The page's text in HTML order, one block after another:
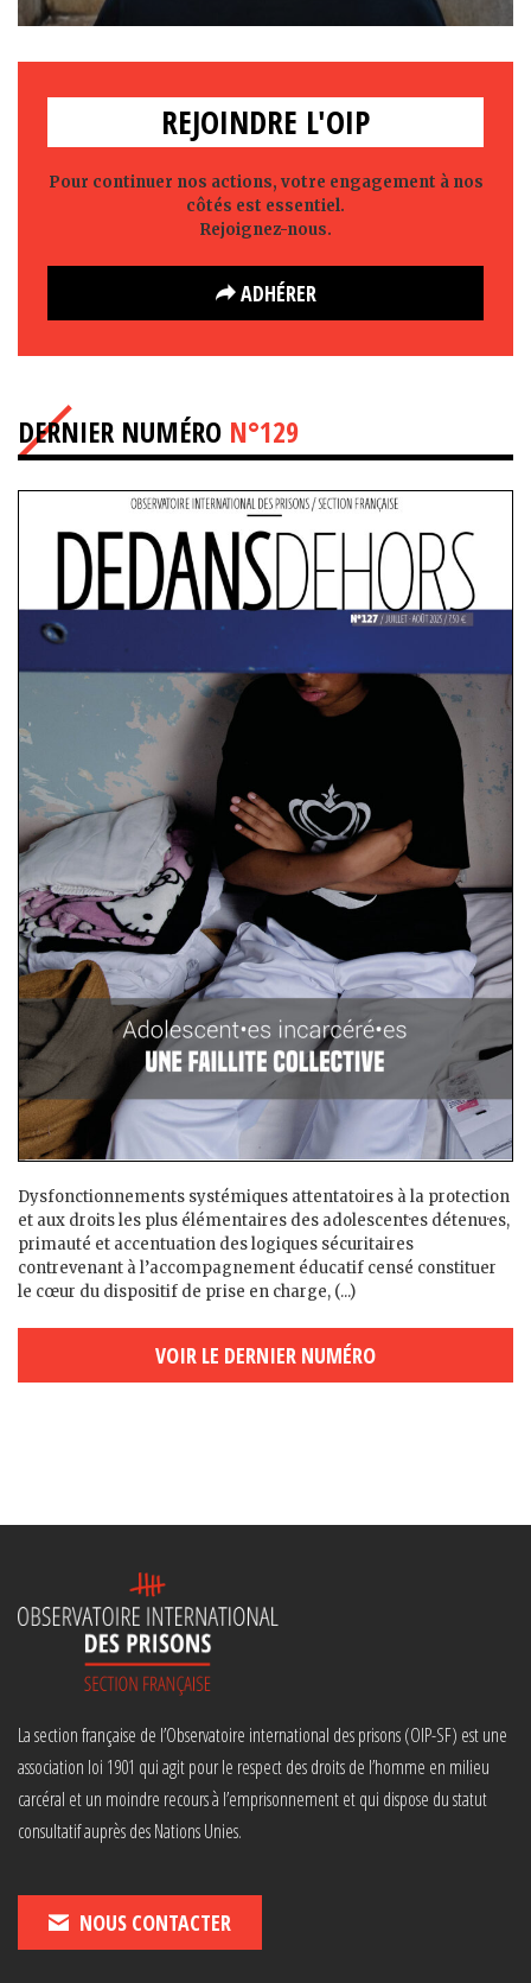
REJOINDRE L'OIP
Pour continuer nos actions, votre engagement à nos
côtés est essentiel.
Rejoignez-nous.
ADHÉRER
DERNIER NUMÉRO N°129
Dysfonctionnements systémiques attentatoires à la protection
et aux droits les plus élémentaires des adolescent·es détenu·es,
primauté et accentuation des logiques sécuritaires
contrevenant à l’accompagnement éducatif censé constituer
le cœur du dispositif de prise en charge, (...)
VOIR LE DERNIER NUMÉRO
La section française de l’Observatoire international des prisons (OIP-SF) est une
association loi 1901 qui agit pour le respect des droits de l’homme en milieu
carcéral et un moindre recours à l’emprisonnement et qui dispose du statut
consultatif auprès des Nations Unies.
NOUS CONTACTER